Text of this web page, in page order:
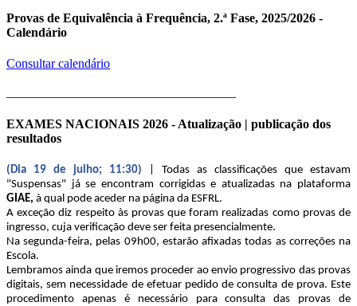
Provas de Equivalência à Frequência, 2.ª Fase, 2025/2026 -
Calendário
Consultar calendário
EXAMES NACIONAIS 2026 - Atualização | publicação dos
resultados
(Dia 19 de julho; 11:30)
| Todas as classificações que estavam
"Suspensas" já se encontram corrigidas e atualizadas na plataforma
GIAE, à qual pode aceder na página da ESFRL.
A exceção diz respeito às provas que foram realizadas como provas de
ingresso, cuja verificação deve ser feita presencialmente.
Na segunda-feira, pelas 09h00, estarão afixadas todas as correções na
Escola.
Lembramos ainda que iremos proceder ao envio progressivo das provas
digitais, sem necessidade de efetuar pedido de consulta de prova. Este
procedimento apenas é necessário para consulta das provas de